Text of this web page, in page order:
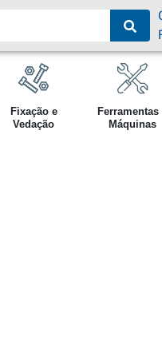
Fixação e
Vedação
Ferramentas
Máquinas